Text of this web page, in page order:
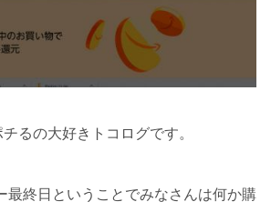
るの大好きトコログです。
最終日ということでみなさんは何か購